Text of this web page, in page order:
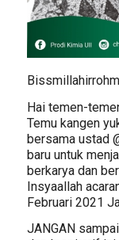
Hai temen-
Temu kangen
bersama ustad
baru untuk
berkarya dan
Insyaallah
Februari 2021
JANGAN